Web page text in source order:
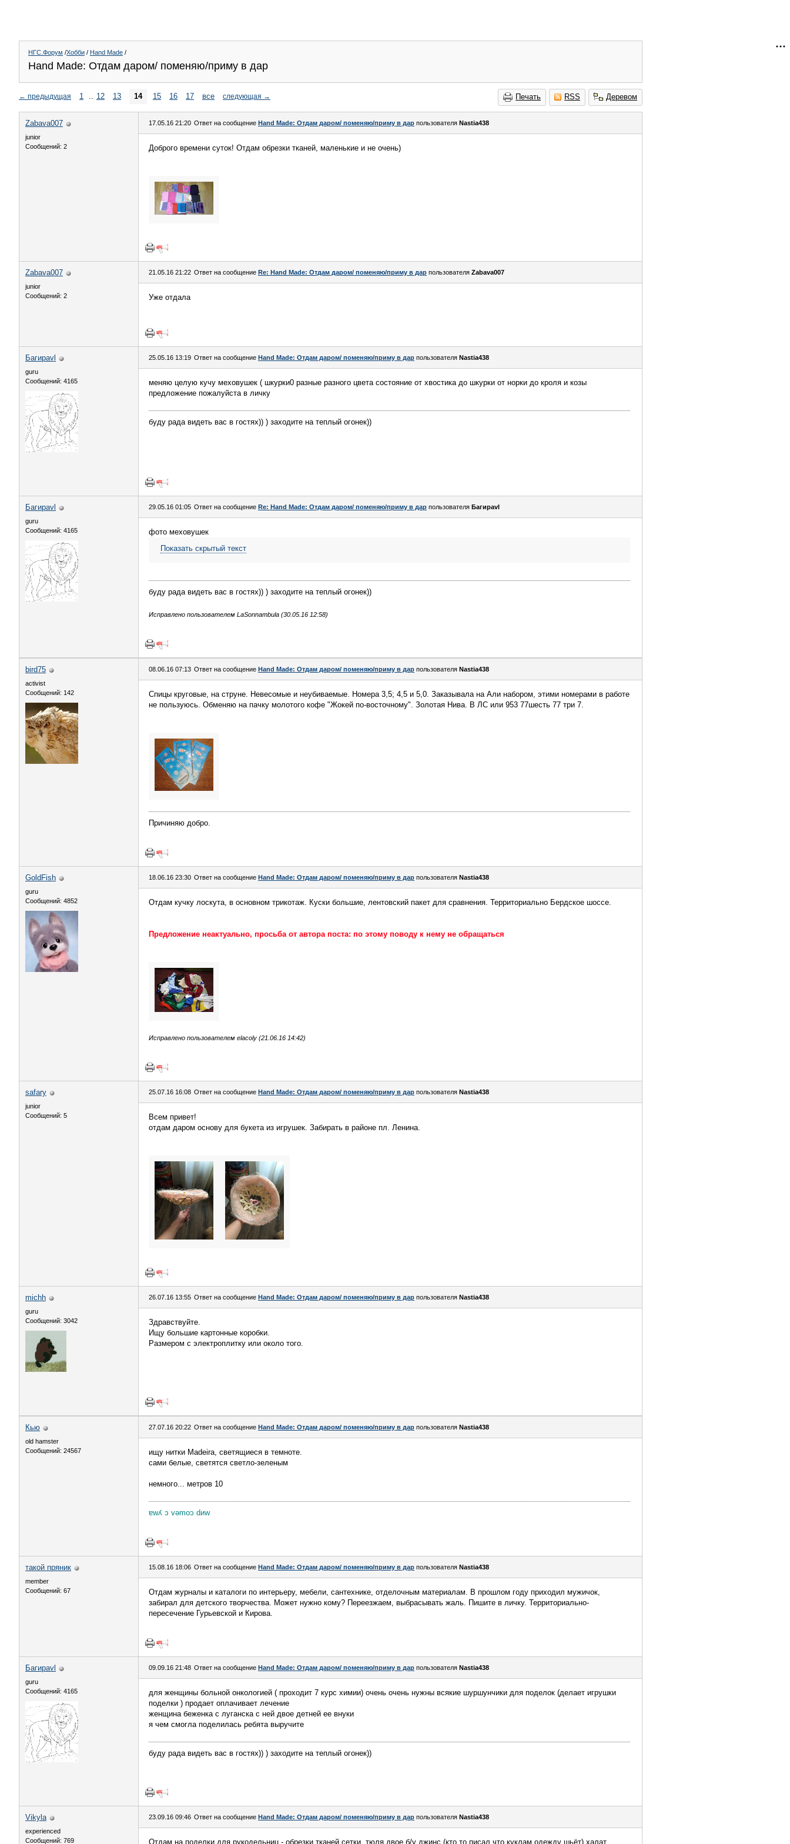
НГС.Форум /Хобби / Hand Made /
Hand Made: Отдам даром/ поменяю/приму в дар
Печать RSS Деревом
← предыдущая 1 .. 12 13 14 15 16 17 все следующая →
Zabava007
junior
Сообщений: 2
17.05.16 21:20 Ответ на сообщение Hand Made: Отдам даром/ поменяю/приму в дар пользователя Nastia438
Доброго времени суток! Отдам обрезки тканей, маленькие и не очень)
Zabava007
junior
Сообщений: 2
21.05.16 21:22 Ответ на сообщение Re: Hand Made: Отдам даром/ поменяю/приму в дар пользователя Zabava007
Уже отдала
Багираvl
guru
Сообщений: 4165
25.05.16 13:19 Ответ на сообщение Hand Made: Отдам даром/ поменяю/приму в дар пользователя Nastia438
меняю целую кучу меховушек ( шкурки0 разные разного цвета состояние от хвостика до шкурки от норки до кроля и козы
предложение пожалуйста в личку
буду рада видеть вас в гостях)) ) заходите на теплый огонек))
Багираvl
guru
Сообщений: 4165
29.05.16 01:05 Ответ на сообщение Re: Hand Made: Отдам даром/ поменяю/приму в дар пользователя Багираvl
фото меховушек
Показать скрытый текст
буду рада видеть вас в гостях)) ) заходите на теплый огонек))
Исправлено пользователем LaSonnambula (30.05.16 12:58)
bird75
activist
Сообщений: 142
08.06.16 07:13 Ответ на сообщение Hand Made: Отдам даром/ поменяю/приму в дар пользователя Nastia438
Спицы круговые, на струне. Невесомые и неубиваемые. Номера 3,5; 4,5 и 5,0. Заказывала на Али набором, этими номерами в работе
не пользуюсь. Обменяю на пачку молотого кофе "Жокей по-восточному". Золотая Нива. В ЛС или 953 77шесть 77 три 7.
Причиняю добро.
GoldFish
guru
Сообщений: 4852
18.06.16 23:30 Ответ на сообщение Hand Made: Отдам даром/ поменяю/приму в дар пользователя Nastia438
Отдам кучку лоскута, в основном трикотаж. Куски большие, лентовский пакет для сравнения. Территориально Бердское шоссе.
Предложение неактуально, просьба от автора поста: по этому поводу к нему не обращаться
Исправлено пользователем elacoly (21.06.16 14:42)
safary
junior
Сообщений: 5
25.07.16 16:08 Ответ на сообщение Hand Made: Отдам даром/ поменяю/приму в дар пользователя Nastia438
Всем привет!
отдам даром основу для букета из игрушек. Забирать в районе пл. Ленина.
michh
guru
Сообщений: 3042
26.07.16 13:55 Ответ на сообщение Hand Made: Отдам даром/ поменяю/приму в дар пользователя Nastia438
Здравствуйте.
Ищу большие картонные коробки.
Размером с электроплитку или около того.
Кью
old hamster
Сообщений: 24567
27.07.16 20:22 Ответ на сообщение Hand Made: Отдам даром/ поменяю/приму в дар пользователя Nastia438
ищу нитки Madeira, светящиеся в темноте.
сами белые, светятся светло-зеленым
немного... метров 10
ɐwʎ ɔ vǝmоɔ dиw
такой пряник
member
Сообщений: 67
15.08.16 18:06 Ответ на сообщение Hand Made: Отдам даром/ поменяю/приму в дар пользователя Nastia438
Отдам журналы и каталоги по интерьеру, мебели, сантехнике, отделочным материалам. В прошлом году приходил мужичок,
забирал для детского творчества. Может нужно кому? Переезжаем, выбрасывать жаль. Пишите в личку. Территориально-
пересечение Гурьевской и Кирова.
Багираvl
guru
Сообщений: 4165
09.09.16 21:48 Ответ на сообщение Hand Made: Отдам даром/ поменяю/приму в дар пользователя Nastia438
для женщины больной онкологией ( проходит 7 курс химии) очень очень нужны всякие шуршунчики для поделок (делает игрушки
поделки ) продает оплачивает лечение
женщина беженка с луганска с ней двое детней ее внуки
я чем смогла поделилась ребята выручите
буду рада видеть вас в гостях)) ) заходите на теплый огонек))
Vikyla
experienced
Сообщений: 769
23.09.16 09:46 Ответ на сообщение Hand Made: Отдам даром/ поменяю/приму в дар пользователя Nastia438
Отдам на поделки для рукодельниц - обрезки тканей,сетки, тюля,двое б/у джинс (кто то писал что куклам одежду шьёт),халат